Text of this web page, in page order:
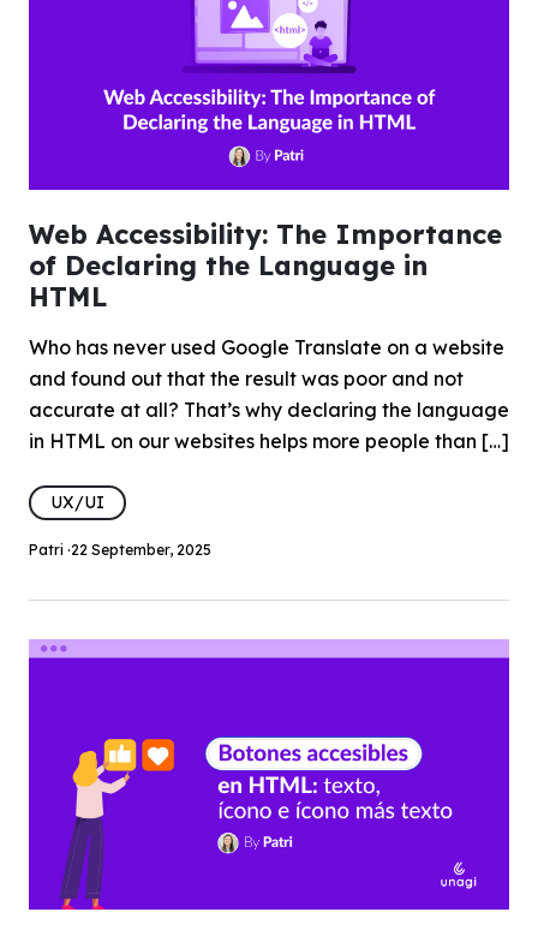
Web Accessibility: The Importance
of Declaring the Language in
HTML
Who has never used Google Translate on a website
and found out that the result was poor and not
accurate at all? That’s why declaring the language
in HTML on our websites helps more people than […]
UX/UI
Patri ·22 September, 2025